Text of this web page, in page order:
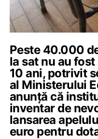
Peste 40.000
la sat nu au
10 ani, potrivit
al Ministerului
anunță că
inventar de
lansarea
euro pentru